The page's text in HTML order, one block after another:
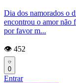
Dia dos namorados o
encontrou o amor não
por favor m...
👁️ 452
0
Entrar